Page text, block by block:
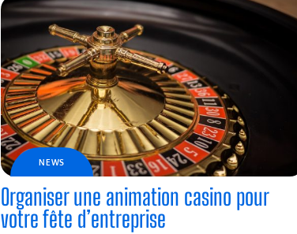
NEWS
Organiser une animation casino pour
votre fête d’entreprise